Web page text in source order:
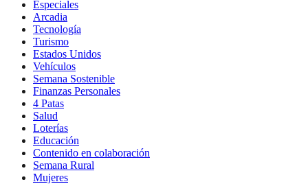
Especiales
Arcadia
Tecnología
Turismo
Estados Unidos
Vehículos
Semana Sostenible
Finanzas Personales
4 Patas
Salud
Loterías
Educación
Contenido en colaboración
Semana Rural
Mujeres